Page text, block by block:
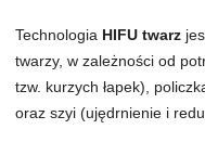
Technologia HIFU twarz
twarzy, w zależności od
tzw. kurzych łapek),
oraz szyi (ujędrnienie i